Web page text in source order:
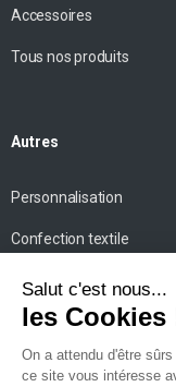
Accessoires
Tous nos produits
Autres
Personnalisation
Confection textile
Impression personnalisée
Mise en scène
Conseils